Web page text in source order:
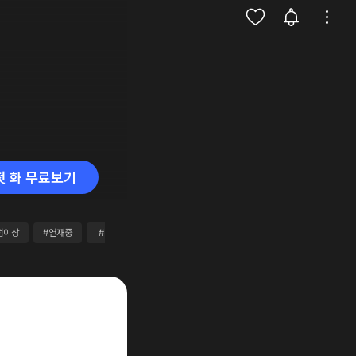
화 무료보기
이상 #연재중 #대여